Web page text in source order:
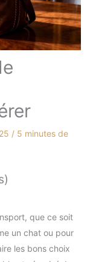
/ 5 minutes de
que ce soit
un chat ou pour
les bons choix